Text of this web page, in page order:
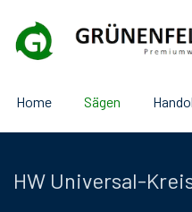
Home Sägen
HW Universal-